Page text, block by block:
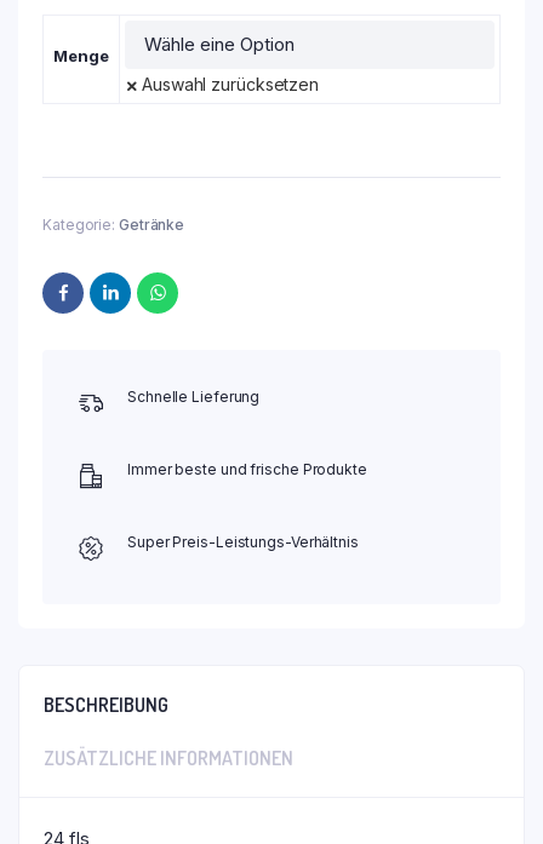
Menge
Auswahl zurücksetzen
Kategorie: Getränke
Schnelle Lieferung
Immer beste und frische Produkte
Super Preis-Leistungs-Verhältnis
BESCHREIBUNG
ZUSÄTZLICHE INFORMATIONEN
24 fls